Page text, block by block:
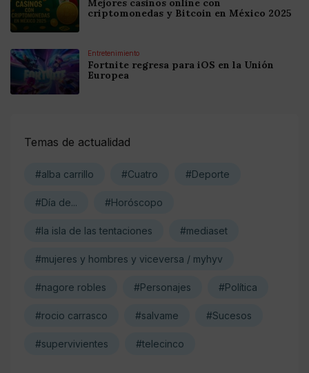
Mejores casinos online con
criptomonedas y Bitcoin en México 2025
Entretenimiento
Fortnite regresa para iOS en la Unión
Europea
Temas de actualidad
#alba carrillo #Cuatro #Deporte
#Día de... #Horóscopo
#la isla de las tentaciones #mediaset
#mujeres y hombres y viceversa / myhyv
#nagore robles #Personajes #Política
#rocio carrasco #salvame #Sucesos
#supervivientes #telecinco